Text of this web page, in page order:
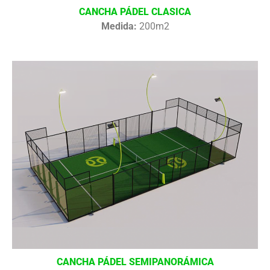
CANCHA PÁDEL CLASICA
Medida: 200m2
CANCHA PÁDEL SEMIPANORÁMICA